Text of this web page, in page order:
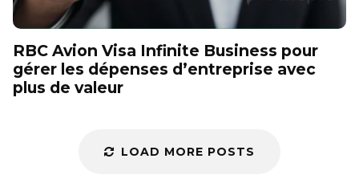
RBC Avion Visa Infinite Business pour
gérer les dépenses d’entreprise avec
plus de valeur
LOAD MORE POSTS